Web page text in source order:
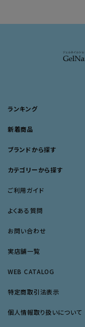
ランキング
新着商品
ブランドから探す
カテゴリーから探す
ご利用ガイド
よくある質問
お問い合わせ
実店舗一覧
WEB CATALOG
特定商取引法表示
個人情報取り扱いについて